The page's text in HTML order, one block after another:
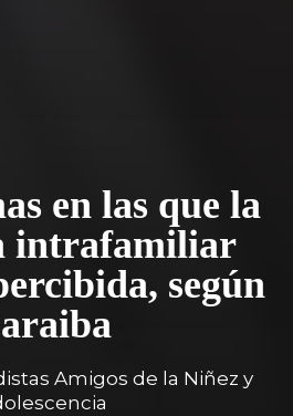
en las que la
intrafamiliar
según
Amigos de la Niñez y